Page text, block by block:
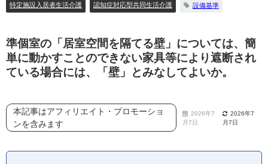
特定施設入居者生活介護 認知症対応型共同生活介護 設備基準
準個室の「居室空間を隔てる壁」については、簡
単に動かすことのできない家具等により遮断され
ている場合には、「壁」とみなしてよいか。
本記事はアフィリエイト・プロモーショ
ンを含みます
2026年7
月7日
2026年7
月7日